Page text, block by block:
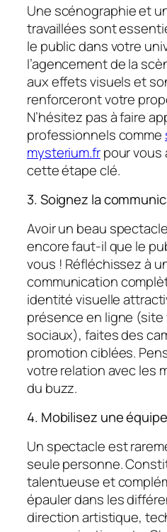
Une scénographie et
travaillées sont
le public dans votre
l’agencement de la
aux effets visuels et
renforceront votre
N’hésitez pas à faire
professionnels comme
mysterium.frpour vous
cette étape clé.
3. Soignez la
Avoir un beau
encore faut-il que le
vous ! Réfléchissez à
communication
identité visuelle
présence en ligne (site
sociaux), faites des
promotion ciblées.
votre relation avec les
du buzz.
4. Mobilisez une
Un spectacle est
seule personne.
talentueuse et
épauler dans les
direction artistique,